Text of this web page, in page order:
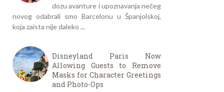
dozu avanture i upoznavanja nečeg
novog odabrali smo Barcelonu u Španjolskoj,
koja zaista nije daleko ...
Disneyland Paris Now
Allowing Guests to Remove
Masks for Character Greetings
and Photo-Ops